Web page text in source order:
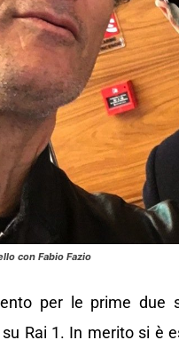
con Fabio Fazio
per le prime
Rai 1. In merito si è